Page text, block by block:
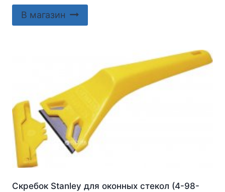
В магазин
Скребок Stanley для оконныx стекол (4-98-